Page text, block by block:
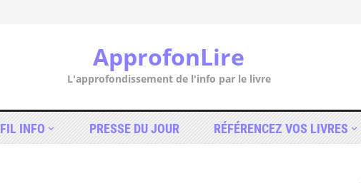
ApprofonLire
L'approfondissement de l'info par le livre
FIL INFO PRESSE DU JOUR RÉFÉRENCEZ VOS LIVRES